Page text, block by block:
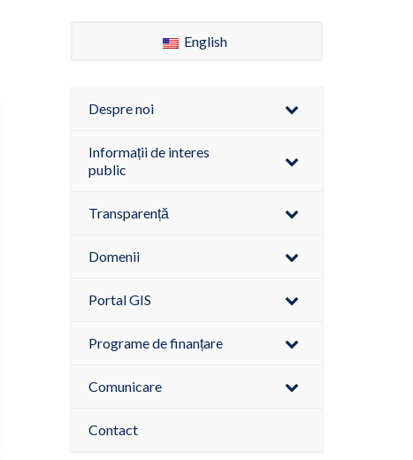
English
Despre noi
Informații de interes
public
Transparență
Domenii
Portal GIS
Programe de finanțare
Comunicare
Contact